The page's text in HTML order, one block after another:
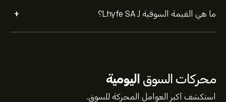
ما هي القيمة السوقية لـ Lhyfe SA؟ +
محركات السوق اليومية
استكشف أكبر العوامل المحركة للسوق.